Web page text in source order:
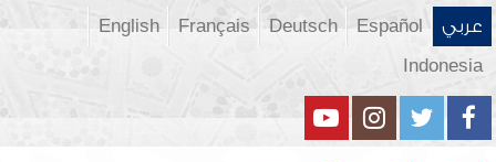
عربي Español
Deutsch
Français
English
Indonesia